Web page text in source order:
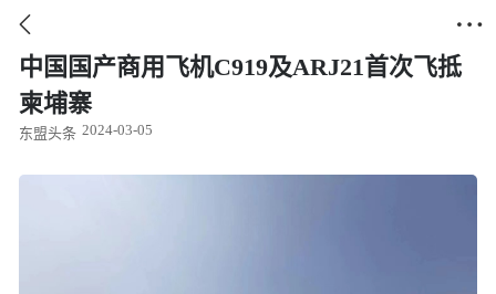
 
中国国产商用飞机C919及ARJ21首次飞抵
柬埔寨
东盟头条 2024-03-05